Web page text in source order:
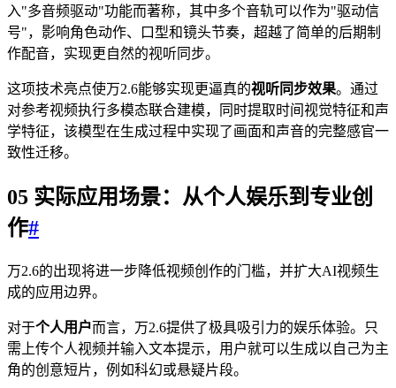
入"多音频驱动"功能而著称，其中多个音轨可以作为"驱动信
号"，影响角色动作、口型和镜头节奏，超越了简单的后期制
作配音，实现更自然的视听同步。
这项技术亮点使万2.6能够实现更逼真的视听同步效果。通过
对参考视频执行多模态联合建模，同时提取时间视觉特征和声
学特征，该模型在生成过程中实现了画面和声音的完整感官一
致性迁移。
05 实际应用场景：从个人娱乐到专业创
作#
万2.6的出现将进一步降低视频创作的门槛，并扩大AI视频生
成的应用边界。
对于个人用户而言，万2.6提供了极具吸引力的娱乐体验。只
需上传个人视频并输入文本提示，用户就可以生成以自己为主
角的创意短片，例如科幻或悬疑片段。